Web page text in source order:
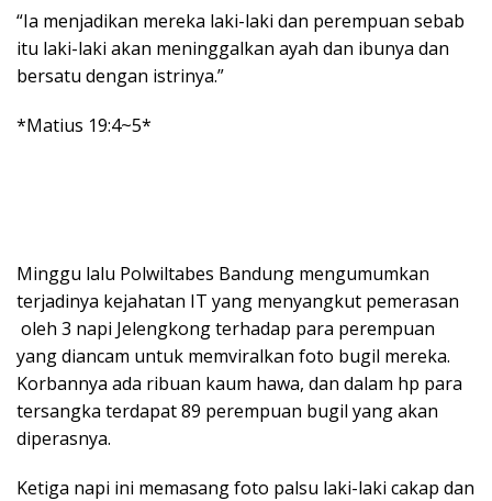
“Ia menjadikan mereka laki-laki dan perempuan sebab
itu laki-laki akan meninggalkan ayah dan ibunya dan
bersatu dengan istrinya.”
*Matius 19:4~5*
Minggu lalu Polwiltabes Bandung mengumumkan
terjadinya kejahatan IT yang menyangkut pemerasan
oleh 3 napi Jelengkong terhadap para perempuan
yang diancam untuk memviralkan foto bugil mereka.
Korbannya ada ribuan kaum hawa, dan dalam hp para
tersangka terdapat 89 perempuan bugil yang akan
diperasnya.
Ketiga napi ini memasang foto palsu laki-laki cakap dan